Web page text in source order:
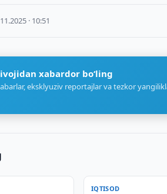
· 10:51
xabardor bo‘ling
eksklyuziv reportajlar va tezkor
IQTISOD